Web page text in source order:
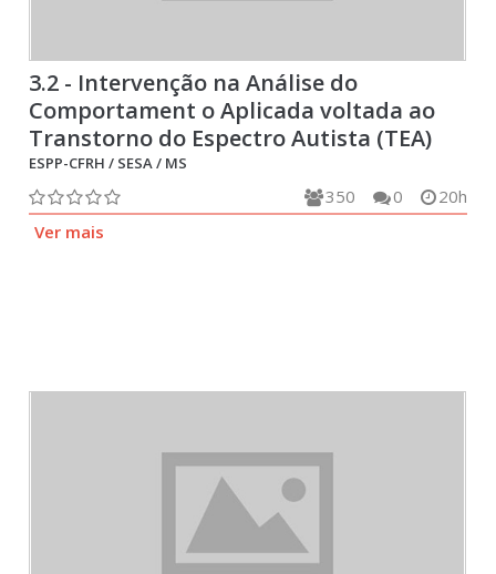
3.2 - Intervenção na Análise do
Comportament o Aplicada voltada ao
Transtorno do Espectro Autista (TEA)
ESPP-CFRH / SESA / MS
20h
0
350
Ver mais